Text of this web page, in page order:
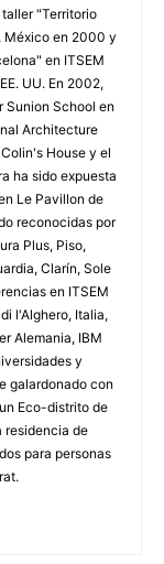
"Territorio
México en 2000 y
en ITSEM
UU. En 2002,
Sunion School en
Architecture
House y el
ha sido expuesta
Le Pavillon de
reconocidas por
Plus, Piso,
Clarín, Sole
en ITSEM
l'Alghero, Italia,
Alemania, IBM
y
galardonado con
Eco-distrito de
residencia de
para personas